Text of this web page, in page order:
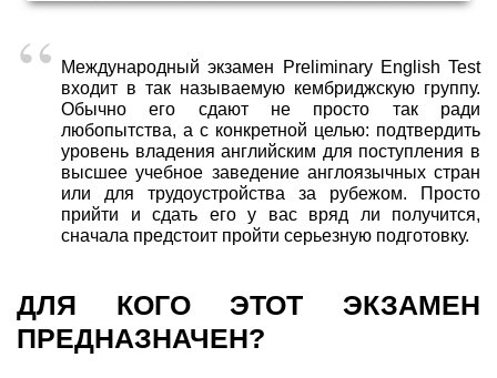
Международный экзамен Preliminary English Test
входит в так называемую кембриджскую группу.
Обычно его сдают не просто так ради
любопытства, а с конкретной целью: подтвердить
уровень владения английским для поступления в
высшее учебное заведение англоязычных стран
или для трудоустройства за рубежом. Просто
прийти и сдать его у вас вряд ли получится,
сначала предстоит пройти серьезную подготовку.
ДЛЯ КОГО ЭТОТ ЭКЗАМЕН
ПРЕДНАЗНАЧЕН?